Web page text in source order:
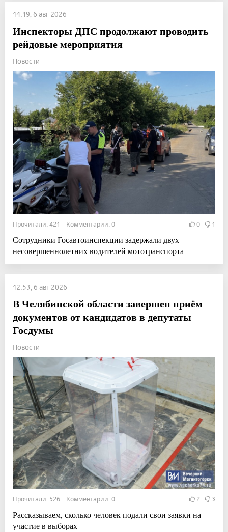
14:19, 6 авг 2026
Инспекторы ДПС продолжают проводить
рейдовые мероприятия
Новости
Прочитали: 421 Комментарии: 0 0 1
Сотрудники Госавтоинспекции задержали двух
несовершеннолетних водителей мототранспорта
12:53, 6 авг 2026
В Челябинской области завершен приём
документов от кандидатов в депутаты
Госдумы
Новости
Прочитали: 526 Комментарии: 0 2 3
Рассказываем, сколько человек подали свои заявки на
участие в выборах